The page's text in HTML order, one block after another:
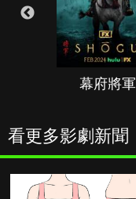
幕府將軍
看更多影劇新聞